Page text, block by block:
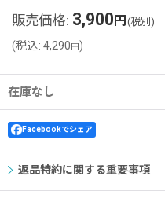
販売価格: 3,900 円 (税別)
(税込: 4,290円)
在庫なし
Facebookでシェア
返品特約に関する重要事項